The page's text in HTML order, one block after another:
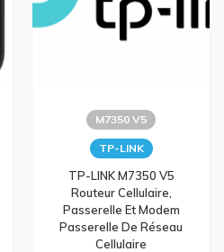
M7350 V5
TP-LINK
TP-LINK M7350 V5
Routeur Cellulaire,
Passerelle Et Modem
Passerelle De Réseau
Cellulaire